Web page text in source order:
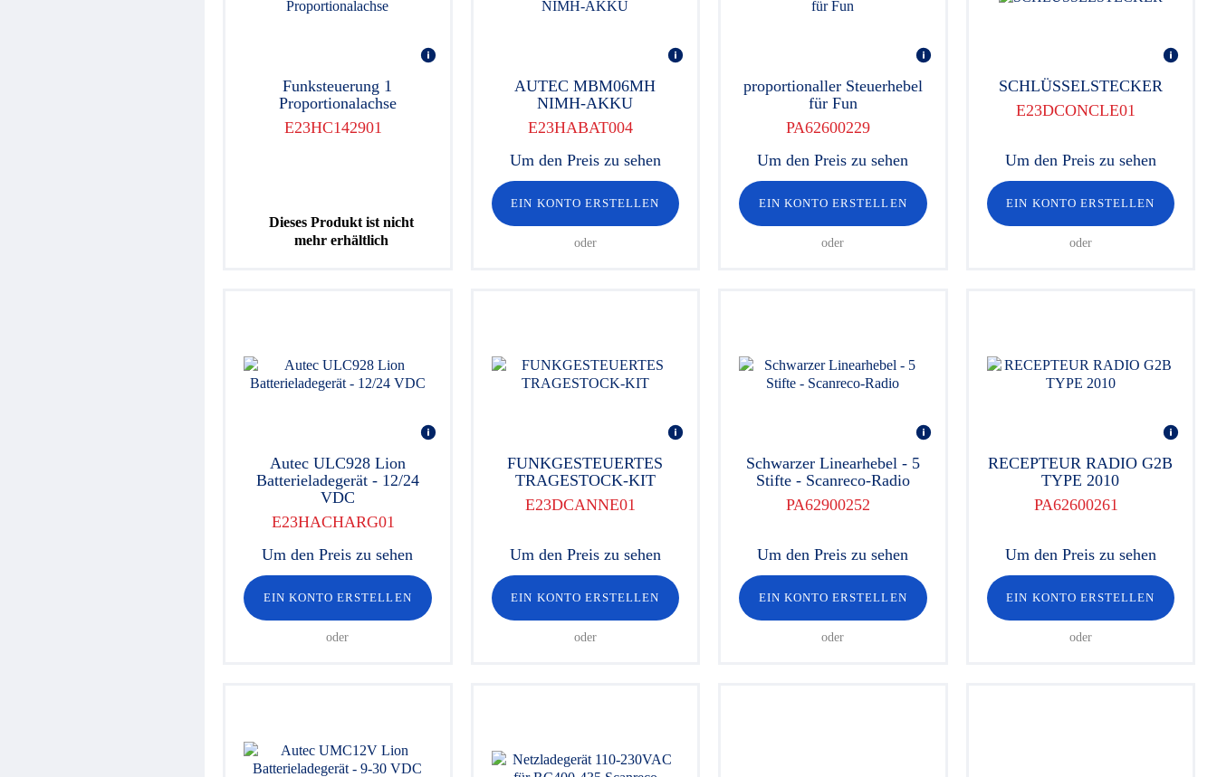
Funksteuerung 1
Proportionalachse
E23HC142901
Dieses Produkt ist nicht
mehr erhältlich
AUTEC MBM06MH
NIMH-AKKU
E23HABAT004
Um den Preis zu sehen
EIN KONTO ERSTELLEN
oder
proportionaller Steuerhebel
für Fun
PA62600229
Um den Preis zu sehen
EIN KONTO ERSTELLEN
oder
SCHLÜSSELSTECKER
E23DCONCLE01
Um den Preis zu sehen
EIN KONTO ERSTELLEN
oder
Autec ULC928 Lion
Batterieladegerät - 12/24
VDC
E23HACHARG01
Um den Preis zu sehen
EIN KONTO ERSTELLEN
oder
FUNKGESTEUERTES
TRAGESTOCK-KIT
E23DCANNE01
Um den Preis zu sehen
EIN KONTO ERSTELLEN
oder
Schwarzer Linearhebel - 5
Stifte - Scanreco-Radio
PA62900252
Um den Preis zu sehen
EIN KONTO ERSTELLEN
oder
RECEPTEUR RADIO G2B
TYPE 2010
PA62600261
Um den Preis zu sehen
EIN KONTO ERSTELLEN
oder